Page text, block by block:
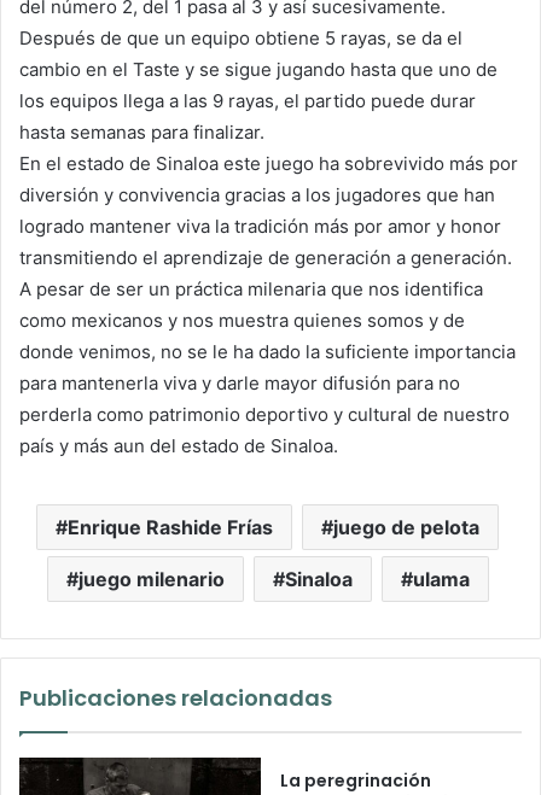
del número 2, del 1 pasa al 3 y así sucesivamente.
Después de que un equipo obtiene 5 rayas, se da el
cambio en el Taste y se sigue jugando hasta que uno de
los equipos llega a las 9 rayas, el partido puede durar
hasta semanas para finalizar.
En el estado de Sinaloa este juego ha sobrevivido más por
diversión y convivencia gracias a los jugadores que han
logrado mantener viva la tradición más por amor y honor
transmitiendo el aprendizaje de generación a generación.
A pesar de ser un práctica milenaria que nos identifica
como mexicanos y nos muestra quienes somos y de
donde venimos, no se le ha dado la suficiente importancia
para mantenerla viva y darle mayor difusión para no
perderla como patrimonio deportivo y cultural de nuestro
país y más aun del estado de Sinaloa.
Enrique Rashide Frías juego de pelota
juego milenario Sinaloa ulama
Publicaciones relacionadas
La peregrinación